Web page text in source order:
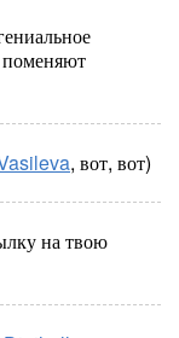
поменяют
, вот, вот)
на твою